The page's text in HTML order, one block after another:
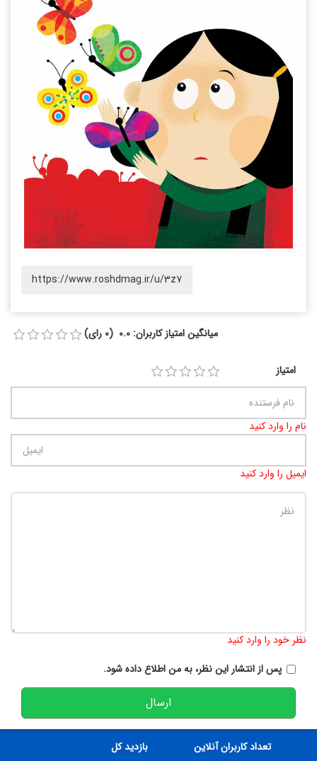
https://www.roshdmag.ir/u/3z7
میانگین امتیاز کاربران: 0.0 (0 رای)
امتیاز
نام را وارد کنید
ایمیل را وارد کنید
نظر خود را وارد کنید
پس از انتشار این نظر، به من اطلاع داده شود.
ارسال
تعداد کاربران آنلاین بازدید کل